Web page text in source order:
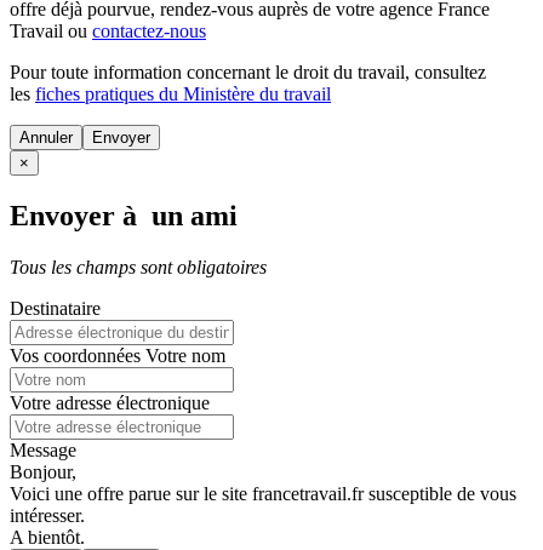
offre déjà pourvue, rendez-vous auprès de votre agence France
Travail ou contactez-nous
Pour toute information concernant le droit du travail, consultez
les fiches pratiques du Ministère du travail
Annuler
×
Envoyer à un ami
Tous les champs sont obligatoires
Destinataire
Vos coordonnées Votre nom
Votre adresse électronique
Message
Bonjour,
Voici une offre parue sur le site francetravail.fr susceptible de vous
intéresser.
A bientôt.